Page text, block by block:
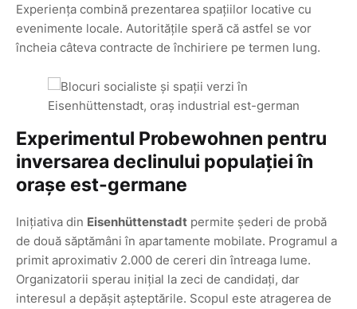
Experiența combină prezentarea spațiilor locative cu
evenimente locale. Autoritățile speră că astfel se vor
încheia câteva contracte de închiriere pe termen lung.
Experimentul Probewohnen pentru
inversarea declinului populației în
orașe est-germane
Inițiativa din Eisenhüttenstadt permite șederi de probă
de două săptămâni în apartamente mobilate. Programul a
primit aproximativ 2.000 de cereri din întreaga lume.
Organizatorii sperau inițial la zeci de candidați, dar
interesul a depășit așteptările. Scopul este atragerea de